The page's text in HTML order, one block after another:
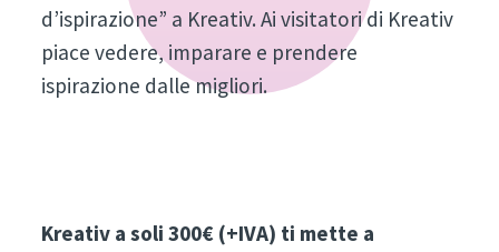
d’ispirazione” a Kreativ. Ai visitatori di Kreativ
piace vedere, imparare e prendere
ispirazione dalle migliori.
Kreativ a soli 300€ (+IVA) ti mette a